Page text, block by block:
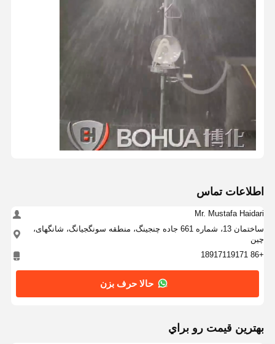
ایستگاه شستشوی چشم نصب شده روی دیوار
ایستگاه شستشوی چشم
ایستگاه شستشوی چشم با پدال پا
ایستگاه آبشوری چشم بسته
چشم شوی حرارتی برقی
آب شوینده چشم مقاوم به یخ
آب شوینده چشم سفارشی
قطعات جایگزین آبشوری چشم
اطلاعات تماس
Mr. Mustafa Haidari
ساختمان 13، شماره 661 جاده چنجینگ، منطقه سونگجیانگ، شانگهای،
چین
+86 18917119171
حالا حرف بزن
بهترين قيمت رو براي